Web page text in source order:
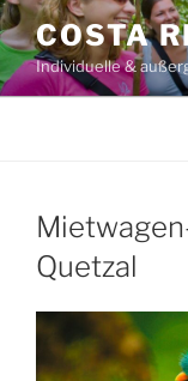
Zum
Inhalt
springen
COSTA
Individuelle &
Quetzal